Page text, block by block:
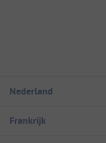
Nederland
Frankrijk